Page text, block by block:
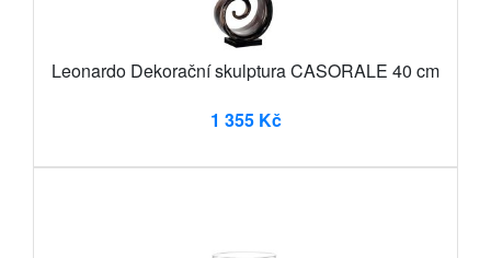
Leonardo Dekorační skulptura CASORALE 40 cm
1 355 Kč